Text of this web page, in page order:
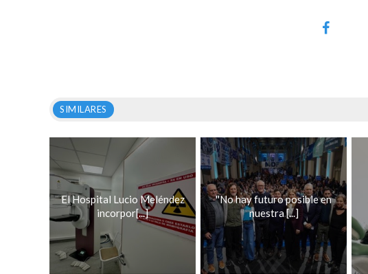
SIMILARES
El Hospital Lucio Meléndez
incorpor[...]
''No hay futuro posible en
nuestra [...]